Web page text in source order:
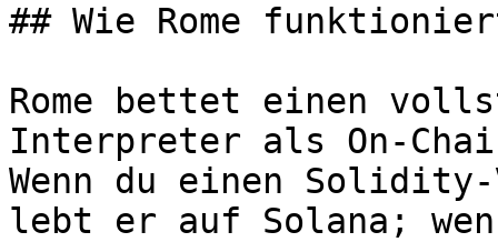
## Wie Rome
Rome bettet einen
Interpreter als On-
Wenn du einen
lebt er auf Solana;